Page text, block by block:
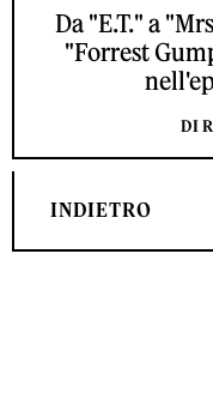
Da "E.T." a
"Forrest
DI
INDIETRO